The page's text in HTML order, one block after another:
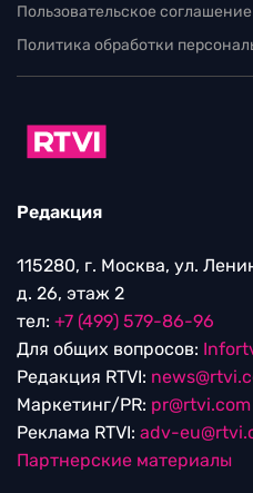
Пользовательское соглашение
Политика обработки
Редакция
115280, г. Москва, ул.
д. 26, этаж 2
тел: +7 (499) 579-86-96
Для общих вопросов:
Редакция RTVI:
Маркетинг/PR: pr@rtvi.com
Реклама RTVI: adv-
Партнерские материалы